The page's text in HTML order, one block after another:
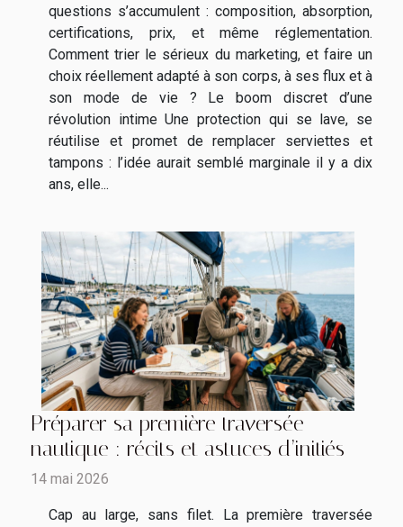
questions s’accumulent : composition, absorption,
certifications, prix, et même réglementation.
Comment trier le sérieux du marketing, et faire un
choix réellement adapté à son corps, à ses flux et à
son mode de vie ? Le boom discret d’une
révolution intime Une protection qui se lave, se
réutilise et promet de remplacer serviettes et
tampons : l’idée aurait semblé marginale il y a dix
ans, elle...
Préparer sa première traversée
nautique : récits et astuces d’initiés
14 mai 2026
Cap au large, sans filet. La première traversée